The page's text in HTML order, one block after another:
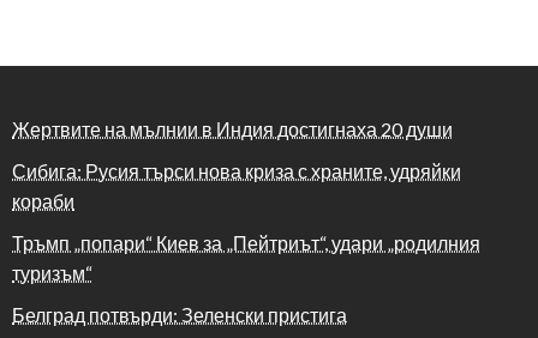
Жертвите на мълнии в Индия достигнаха 20 души
Сибига: Русия търси нова криза с храните, удряйки
кораби
Тръмп „попари“ Киев за „Пейтриът“, удари „родилния
туризъм“
Белград потвърди: Зеленски пристига